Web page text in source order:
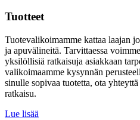
Tuotteet
Tuotevalikoimamme kattaa laajan
ja apuvälineitä. Tarvittaessa
yksilöllisiä ratkaisuja asiakkaan
valikoimaamme kysynnän
sinulle sopivaa tuotetta, ota
ratkaisu.
Lue lisää